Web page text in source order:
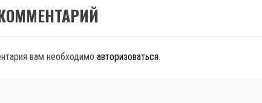
вам необходимо авторизоваться.